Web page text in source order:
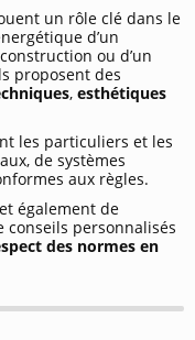
un rôle clé dans le
d’un
ou d’un
proposent des
, esthétiques
les particuliers et les
de systèmes
aux règles.
également de
conseils personnalisés
des normes en